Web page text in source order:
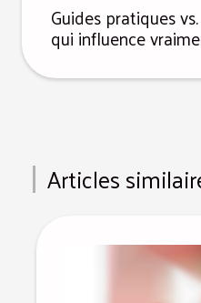
Guides pratiques
qui influence
Articles